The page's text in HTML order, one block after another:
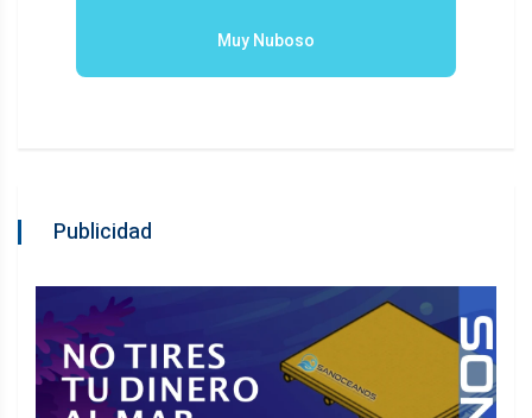
Muy Nuboso
Publicidad